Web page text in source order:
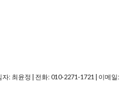
: 최윤정 | 전화: 010-2271-1721 | 이메일: